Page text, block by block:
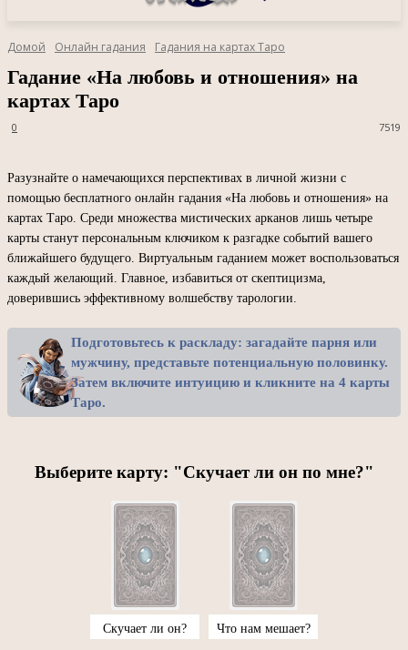
Домой Онлайн гадания Гадания на картах Таро
Гадание «На любовь и отношения» на
картах Таро
7519
0
Разузнайте о намечающихся перспективах в личной жизни с
помощью бесплатного онлайн гадания «На любовь и отношения» на
картах Таро. Среди множества мистических арканов лишь четыре
карты станут персональным ключиком к разгадке событий вашего
ближайшего будущего. Виртуальным гаданием может воспользоваться
каждый желающий. Главное, избавиться от скептицизма,
доверившись эффективному волшебству тарологии.
Подготовьтесь к раскладу: загадайте парня или
мужчину, представьте потенциальную половинку.
Затем включите интуицию и кликните на 4 карты
Таро.
Выберите карту: "Скучает ли он по мне?"
Скучает ли он? Что нам мешает?